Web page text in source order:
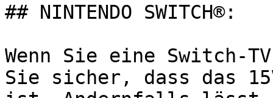
## NINTENDO SWITCH®:
Wenn Sie eine Switch-
Sie sicher, dass das